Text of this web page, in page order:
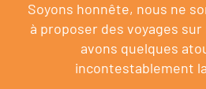
Soyons honnête, nous ne
à proposer des voyages sur
avons quelques
incontestablement